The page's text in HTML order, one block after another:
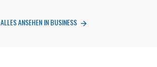
ALLES ANSEHEN IN BUSINESS